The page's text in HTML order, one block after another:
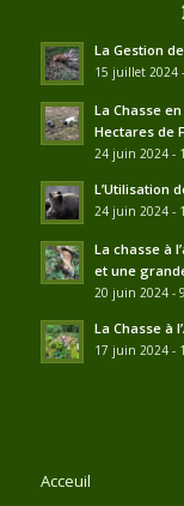
La Gestion
15 juillet 2024
La Chasse
Hectares de
24 juin 2024 -
L’Utilisation
24 juin 2024 -
La chasse à
et une
20 juin 2024 -
La Chasse à
17 juin 2024 -
Acceuil